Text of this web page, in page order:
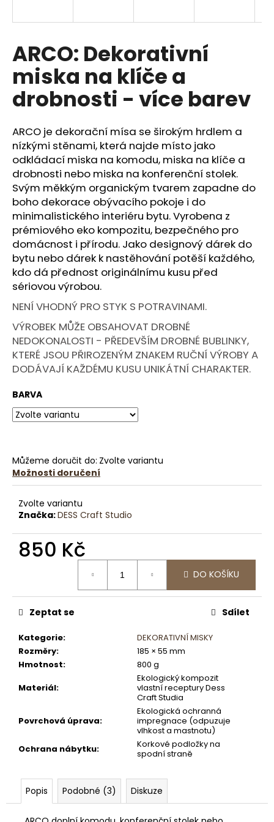
ARCO: Dekorativní
miska na klíče a
drobnosti - více barev
ARCO je dekorační mísa se širokým hrdlem a
nízkými stěnami, která najde místo jako
odkládací miska na komodu, miska na klíče a
drobnosti nebo miska na konferenční stolek.
Svým měkkým organickým tvarem zapadne do
boho dekorace obývacího pokoje i do
minimalistického interiéru bytu. Vyrobena z
prémiového eko kompozitu, bezpečného pro
domácnost i přírodu. Jako designový dárek do
bytu nebo dárek k nastěhování potěší každého,
kdo dá přednost originálnímu kusu před
sériovou výrobou.
NENÍ VHODNÝ PRO STYK S POTRAVINAMI.
VÝROBEK MŮŽE OBSAHOVAT DROBNÉ
NEDOKONALOSTI - PŘEDEVŠÍM DROBNÉ BUBLINKY,
KTERÉ JSOU PŘIROZENÝM ZNAKEM RUČNÍ VÝROBY A
DODÁVAJÍ KAŽDÉMU KUSU UNIKÁTNÍ CHARAKTER.
BARVA
Můžeme doručit do: Zvolte variantu
Možnosti doručení
Zvolte variantu
Značka:DESS Craft Studio
850 Kč
DO KOŠÍKU
Kategorie:
DEKORATIVNÍ MISKY
Rozměry:
185 × 55 mm
Hmotnost:
800 g
Materiál:
Ekologický kompozit
vlastní receptury Dess
Craft Studia
Povrchová úprava:
Ekologická ochranná
impregnace (odpuzuje
vlhkost a mastnotu)
Ochrana nábytku:
Korkové podložky na
spodní straně
Zeptat se Sdílet
Popis Podobné (3) Diskuze
í
t
?
HLEDAT
D
o
p
o
r
u
č
u
j
m
e
STOJAN
NA
TELEFON,
HANDMADE
299
Kč